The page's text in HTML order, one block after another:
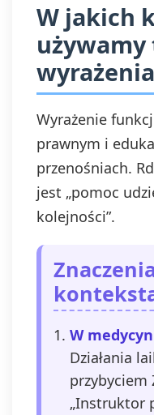
W jakich
używamy
Wyrażenie
prawnym i
przenośniach.
jest „pomoc
kolejności”.
W
Działania
przybyciem
„Instruktor